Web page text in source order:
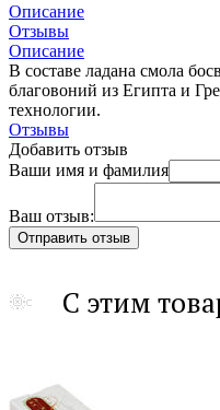
Описание
Отзывы
Описание
В составе ладана смола
благовоний из Египта и
технологии.
Отзывы
Добавить отзыв
Ваши имя и фамилия
Ваш отзыв:
С этим